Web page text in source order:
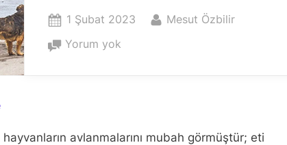
Posted
on
1 Şubat 2023 By
Mesut Özbilir
Yorum yok
caiz
avlanmalarını mubah görmüştür; eti